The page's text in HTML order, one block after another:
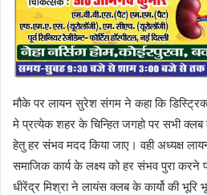
मौके पर लायन सुरेश संगम ने कहा कि
मे प्रत्येक शहर के चिन्हित जगहो पर सभी क्लब
हेतु हर संभव मदद किया जाए। वही अध्यक्ष
समाजिक कार्य के लक्ष्य को हर संभव पुरा
धीरेंद्र मिश्रा ने लायंस क्लब के कार्यो की